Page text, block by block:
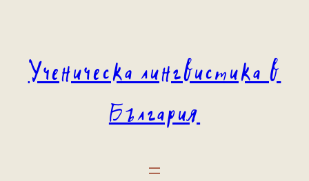
Ученическа лингвистика в
България